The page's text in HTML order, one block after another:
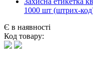
1000 шт (штрих-
Є в наявності
Код товару: